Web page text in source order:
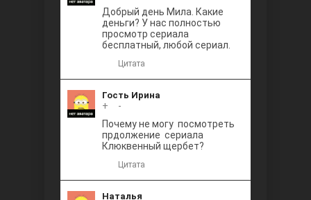
Добрый день Мила. Какие
деньги? У нас полностью
просмотр сериала
бесплатный, любой сериал.
Цитата
Гость Ирина
+
-
Почему не могу посмотреть
прдолжение сериала
Клюквенный щербет?
Цитата
Наталья